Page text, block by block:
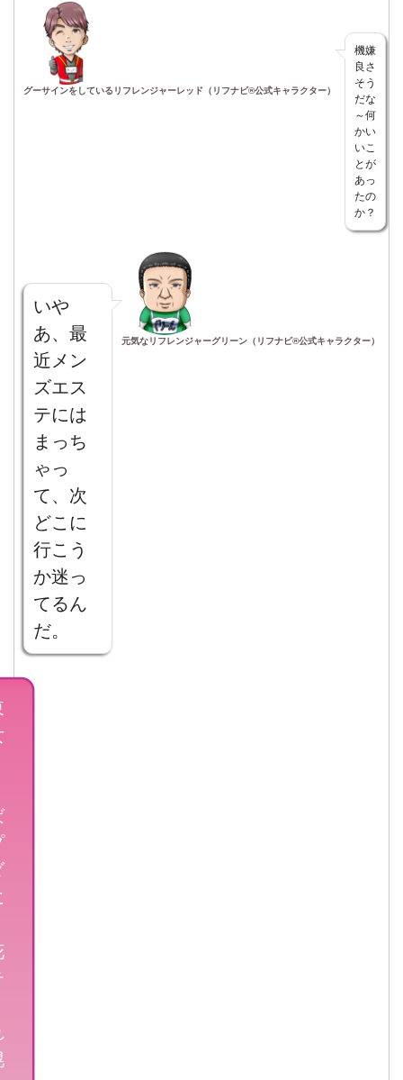
グーサインをしているリフレンジャーレッド（リフナビ®公式キャラクター）
機嫌
良さ
そう
だな
～何
かい
いこ
とが
あっ
たの
か？
いや
あ、最
近メン
ズエス
テには
まっち
ゃっ
て、次
どこに
行こう
か迷っ
てるん
だ。
元気なリフレンジャーグリーン（リフナビ®公式キャラクター）